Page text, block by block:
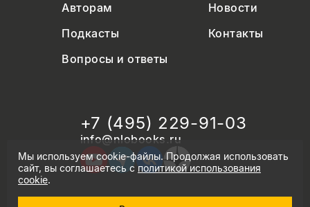
Авторам
Новости
Подкасты
Контакты
Вопросы и ответы
+7 (495) 229-91-03
info@nlobooks.ru
Мы используем cookie-файлы. Продолжая использовать
сайт, вы соглашаетесь сполитикой использования
cookie.